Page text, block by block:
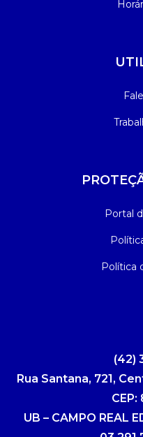
Portal
Política
(42)
Rua Santana, 721,
CEP:
UB – CAMPO REAL